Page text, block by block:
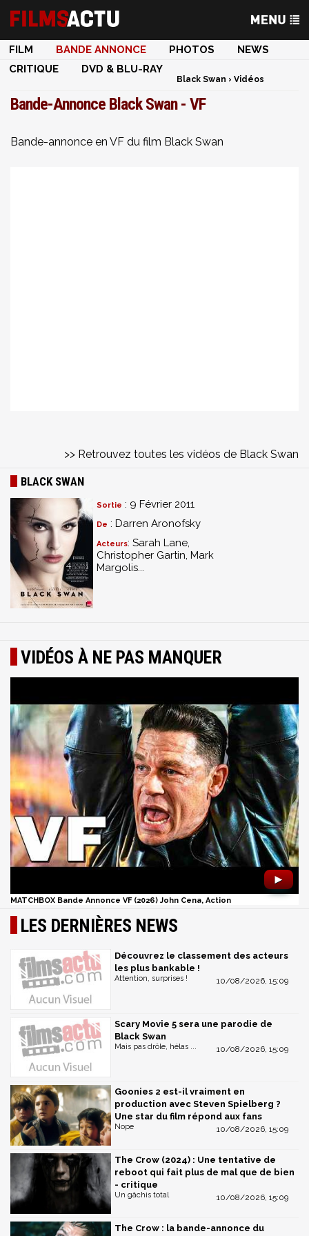
FILM BANDE ANNONCE PHOTOS
NEWS
CRITIQUE
DVD & BLU-RAY
Black Swan › Vidéos
Bande-Annonce Black Swan - VF
Bande-annonce en VF du film Black Swan
>> Retrouvez toutes les vidéos de Black Swan
BLACK SWAN
Sortie : 9 Février 2011
De : Darren Aronofsky
Acteurs: Sarah Lane,
Christopher Gartin, Mark
Margolis...
VIDÉOS À NE PAS MANQUER
►
MATCHBOX Bande Annonce VF (2026) John Cena, Action
LES DERNIÈRES NEWS
Découvrez le classement des acteurs
les plus bankable !
10/08/2026, 15:09
Attention, surprises !
Scary Movie 5 sera une parodie de
Black Swan
10/08/2026, 15:09
Mais pas drôle, hélas ...
Goonies 2 est-il vraiment en
production avec Steven Spielberg ?
Une star du film répond aux fans
10/08/2026, 15:09
Nope
The Crow (2024) : Une tentative de
reboot qui fait plus de mal que de bien
- critique
10/08/2026, 15:09
Un gâchis total
The Crow : la bande-annonce du